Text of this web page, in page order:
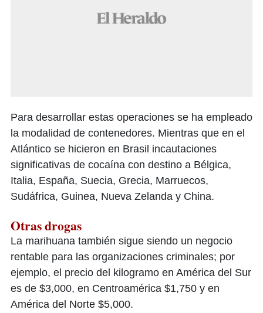
Para desarrollar estas operaciones se ha empleado
la modalidad de contenedores. Mientras que en el
Atlántico se hicieron en Brasil incautaciones
significativas de cocaína con destino a Bélgica,
Italia, España, Suecia, Grecia, Marruecos,
Sudáfrica, Guinea, Nueva Zelanda y China.
Otras drogas
La marihuana también sigue siendo un negocio
rentable para las organizaciones criminales; por
ejemplo, el precio del kilogramo en América del Sur
es de $3,000, en Centroamérica $1,750 y en
América del Norte $5,000.